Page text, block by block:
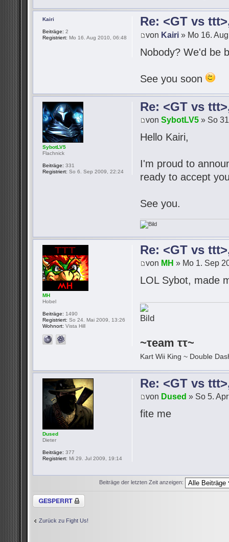
Re: <GT vs
von Kairi » Mo 16.
Nobody? We'd be
See you soon
Kairi
Beiträge: 2
Registriert: Mo 16. Aug 2010, 06:48
Re: <GT vs
vonSybotLV5 » So
Hello Kairi,
I'm proud to
ready to accept
See you.
SybotLV5
Flachnick
Beiträge: 331
Registriert: So 6. Sep 2009, 22:24
Re: <GT vs
von MH » Mo 1. Sep
LOL Sybot, made
~τeam ττ~
Kart Wii King ~ Double
MH
Hobel
Beiträge: 1490
Registriert: So 24. Mai 2009, 13:26
Wohnort: Vista Hill
Re: <GT vs
von Dused » So 5.
fite me
Dused
Dieter
Beiträge: 377
Registriert: Mi 29. Jul 2009, 19:14
Beiträge der letzten Zeit anzeigen:
Thema gesperrt
Zurück zu Fight Us!